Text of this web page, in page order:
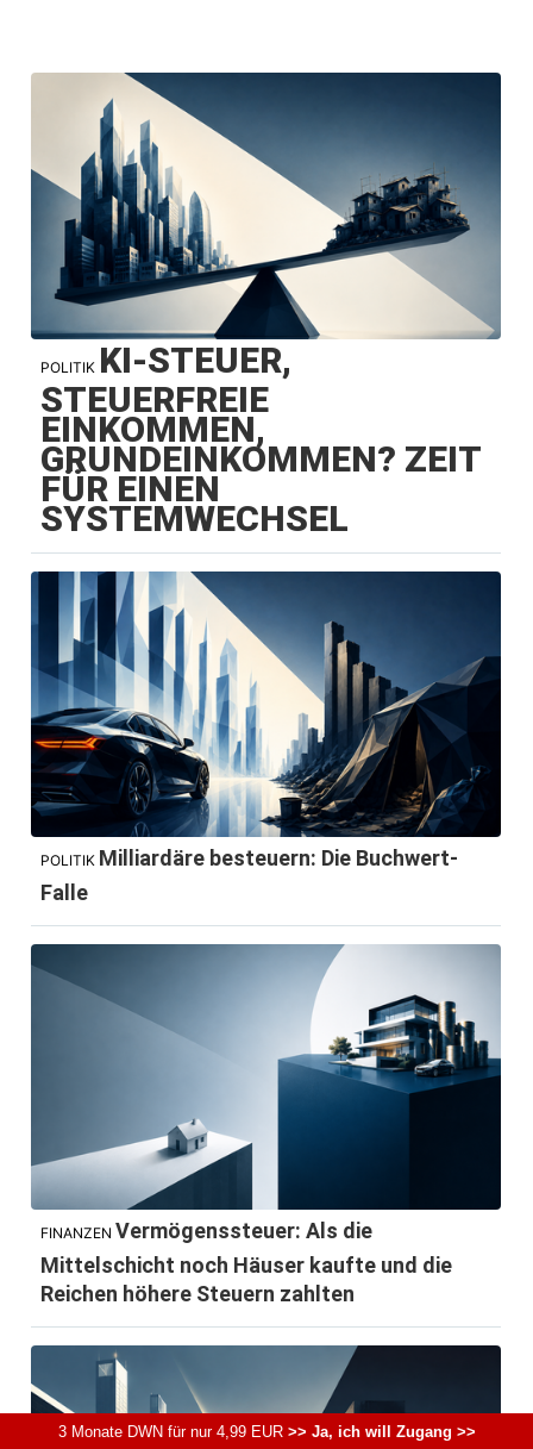
POLITIK KI-STEUER,
STEUERFREIE
EINKOMMEN,
GRUNDEINKOMMEN? ZEIT
FÜR EINEN
SYSTEMWECHSEL
POLITIK Milliardäre besteuern: Die Buchwert-
Falle
FINANZEN Vermögenssteuer: Als die
Mittelschicht noch Häuser kaufte und die
Reichen höhere Steuern zahlten
3 Monate DWN für nur 4,99 EUR>> Ja, ich will Zugang >>